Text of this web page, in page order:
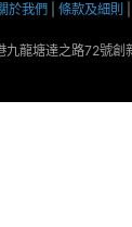
於我們 條款及細則
九龍塘達之路72號創